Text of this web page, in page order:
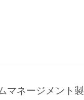
マネージメント